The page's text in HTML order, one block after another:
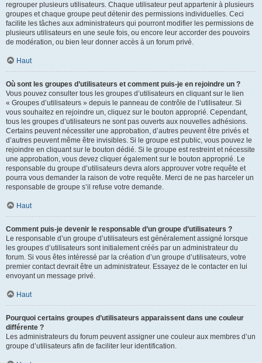
regrouper plusieurs utilisateurs. Chaque utilisateur peut appartenir à plusieurs
groupes et chaque groupe peut détenir des permissions individuelles. Ceci
facilite les tâches aux administrateurs qui pourront modifier les permissions de
plusieurs utilisateurs en une seule fois, ou encore leur accorder des pouvoirs
de modération, ou bien leur donner accès à un forum privé.
Haut
Où sont les groupes d’utilisateurs et comment puis-je en rejoindre un ?
Vous pouvez consulter tous les groupes d’utilisateurs en cliquant sur le lien
« Groupes d’utilisateurs » depuis le panneau de contrôle de l’utilisateur. Si
vous souhaitez en rejoindre un, cliquez sur le bouton approprié. Cependant,
tous les groupes d’utilisateurs ne sont pas ouverts aux nouvelles adhésions.
Certains peuvent nécessiter une approbation, d’autres peuvent être privés et
d’autres peuvent même être invisibles. Si le groupe est public, vous pouvez le
rejoindre en cliquant sur le bouton dédié. Si le groupe est restreint et nécessite
une approbation, vous devez cliquer également sur le bouton approprié. Le
responsable du groupe d’utilisateurs devra alors approuver votre requête et
pourra vous demander la raison de votre requête. Merci de ne pas harceler un
responsable de groupe s’il refuse votre demande.
Haut
Comment puis-je devenir le responsable d’un groupe d’utilisateurs ?
Le responsable d’un groupe d’utilisateurs est généralement assigné lorsque
les groupes d’utilisateurs sont initialement créés par un administrateur du
forum. Si vous êtes intéressé par la création d’un groupe d’utilisateurs, votre
premier contact devrait être un administrateur. Essayez de le contacter en lui
envoyant un message privé.
Haut
Pourquoi certains groupes d’utilisateurs apparaissent dans une couleur
différente ?
Les administrateurs du forum peuvent assigner une couleur aux membres d’un
groupe d’utilisateurs afin de faciliter leur identification.